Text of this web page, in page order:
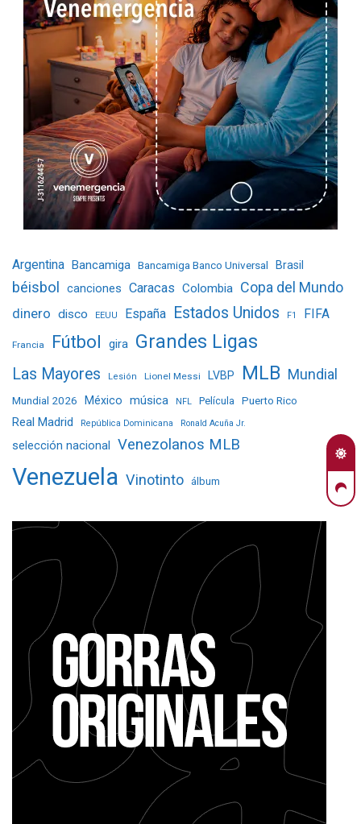
Argentina Bancamiga Bancamiga Banco Universal Brasil
béisbol canciones Caracas Colombia Copa del Mundo
dinero disco EEUU España Estados Unidos F1 FIFA
Francia Fútbol gira Grandes Ligas
Las Mayores Lesión Lionel Messi LVBP MLB Mundial
Mundial 2026 México música NFL Película Puerto Rico
Real Madrid República Dominicana Ronald Acuña Jr.
selección nacional Venezolanos MLB
Venezuela Vinotinto álbum